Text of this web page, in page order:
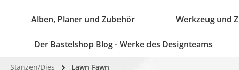
Alben, Planer und Zubehör Werkzeug und
Der Bastelshop Blog - Werke des Designteams
Stanzen/Dies Lawn Fawn